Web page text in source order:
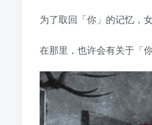
为了取回「你」的记忆，
在那里，也许会有关于